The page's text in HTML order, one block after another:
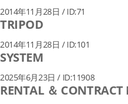
2014年11月28日 / ID:71
TRIPOD
2014年11月28日 / ID:101
SYSTEM
2025年6月23日 / ID:11908
RENTAL ＆